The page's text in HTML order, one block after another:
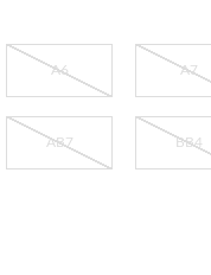
A6 A7
AB7 BB4